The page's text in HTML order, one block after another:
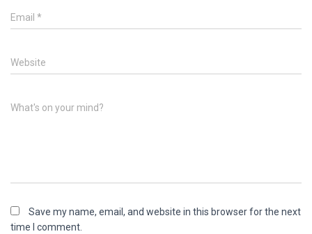
Email *
Website
What's on your mind?
Save my name, email, and website in this browser for the next
time I comment.